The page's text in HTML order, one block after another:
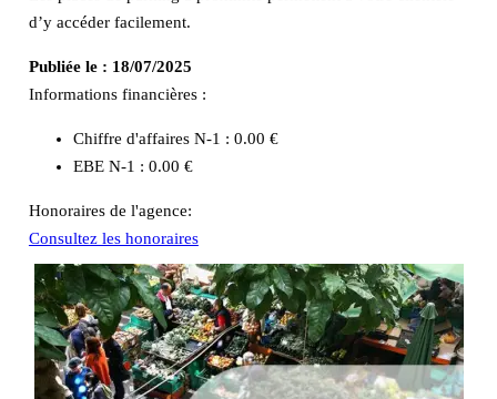
d’y accéder facilement.
Publiée le : 18/07/2025
Informations financières :
Chiffre d'affaires N-1 : 0.00 €
EBE N-1 : 0.00 €
Honoraires de l'agence:
Consultez les honoraires